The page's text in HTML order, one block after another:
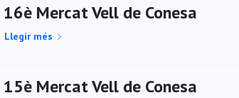
16è Mercat Vell de Conesa
Llegir més
15è Mercat Vell de Conesa